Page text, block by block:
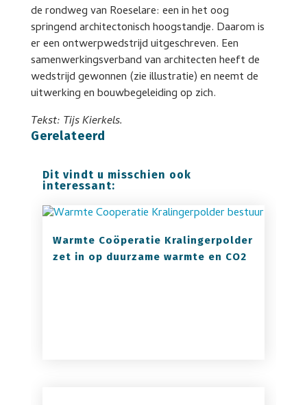
de rondweg van Roeselare: een in het oog
springend architectonisch hoogstandje. Daarom is
er een ontwerpwedstrijd uitgeschreven. Een
samenwerkingsverband van architecten heeft de
wedstrijd gewonnen (zie illustratie) en neemt de
uitwerking en bouwbegeleiding op zich.
Tekst: Tijs Kierkels.
Gerelateerd
Dit vindt u misschien ook
interessant:
Warmte Coöperatie Kralingerpolder
zet in op duurzame warmte en CO2